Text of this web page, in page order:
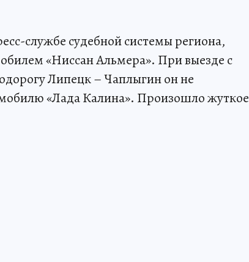
службе судебной системы региона,
«Ниссан Альмера». При выезде с
Липецк – Чаплыгин он не
«Лада Калина». Произошло жуткое